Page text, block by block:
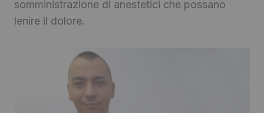
somministrazione di anestetici che possano
lenire il dolore.